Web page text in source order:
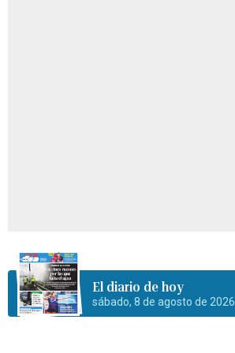
El diario de hoy
sábado, 8 de agosto de 2026